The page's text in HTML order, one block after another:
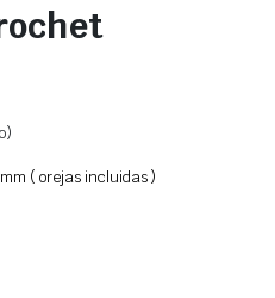
( orejas incluidas )